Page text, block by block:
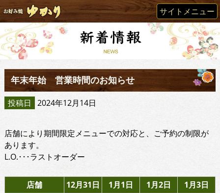
サイトメニュー
年末年始 営業時間のお知らせ
投稿日 2024年12月14日
店舗により期間限定メニューでの対応と、ご予約の制限が
あります。
L.O.･･･ラストオーダー
店舗 12月31日 1月1日 1月2日
1月3日